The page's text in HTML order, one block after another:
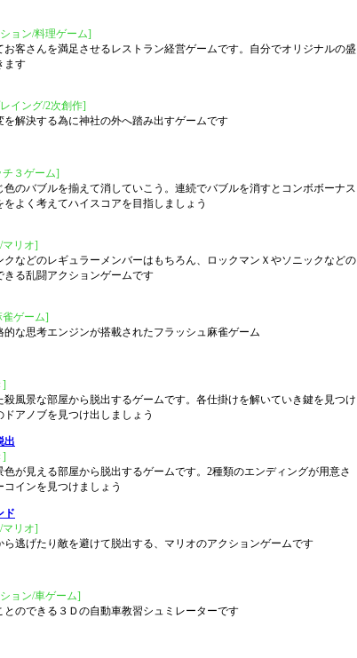
ョン/料理ゲーム]
客さんを満足させるレストラン経営ゲームです。自分でオリジナルの盛
ます
イング/2次創作]
を解決する為に神社の外へ踏み出すゲームです
３ゲーム]
のバブルを揃えて消していこう。連続でバブルを消すとコンボボーナス
よく考えてハイスコアを目指しましょう
マリオ]
クなどのレギュラーメンバーはもちろん、ロックマンＸやソニックなどの
きる乱闘アクションゲームです
ゲーム]
的な思考エンジンが搭載されたフラッシュ麻雀ゲーム
]
風景な部屋から脱出するゲームです。各仕掛けを解いていき鍵を見つけ
アノブを見つけ出しましょう
出
]
が見える部屋から脱出するゲームです。2種類のエンディングが用意さ
インを見つけましょう
ド
マリオ]
逃げたり敵を避けて脱出する、マリオのアクションゲームです
ョン/車ゲーム]
のできる３Ｄの自動車教習シュミレーターです